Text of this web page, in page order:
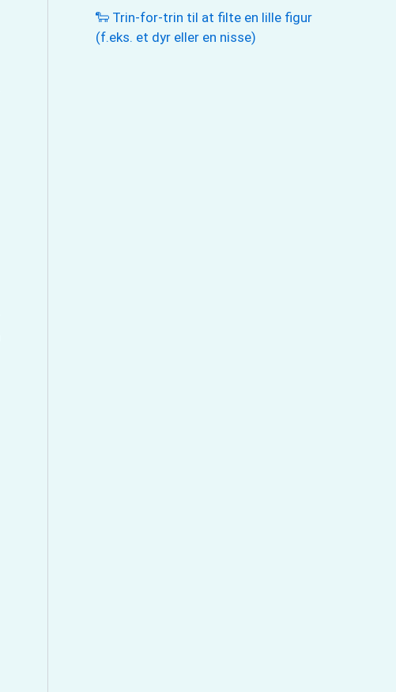
🐑 Trin-for-trin til at filte en lille figur
(f.eks. et dyr eller en nisse)